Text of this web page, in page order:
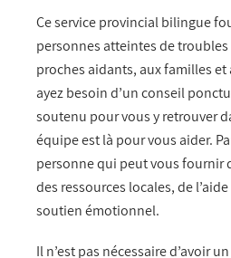
Ce service provincial bilingue
personnes atteintes de
proches aidants, aux familles
ayez besoin d’un conseil
soutenu pour vous y retrouver
équipe est là pour vous aider.
personne qui peut vous fournir
des ressources locales, de
soutien émotionnel.
Il n’est pas nécessaire d’avoir